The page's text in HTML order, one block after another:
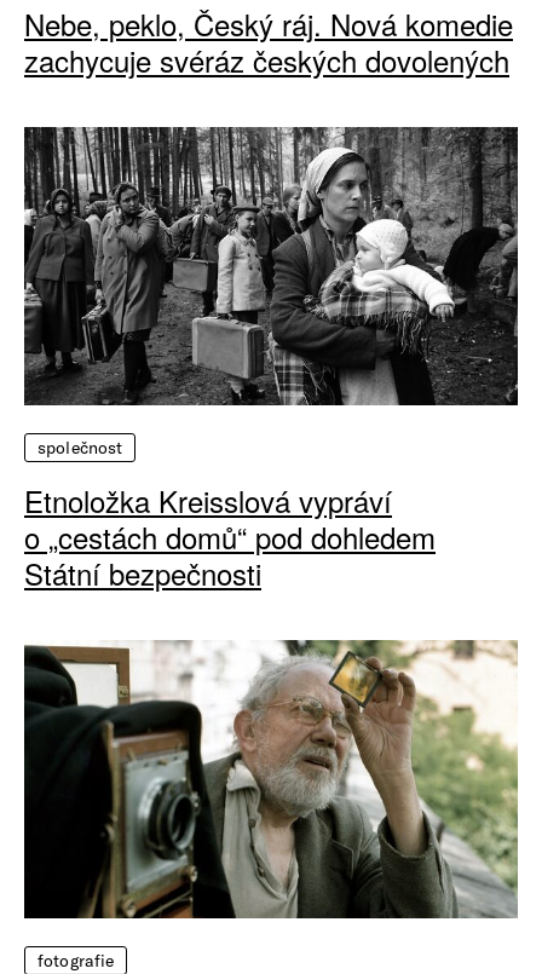
Nebe, peklo, Český ráj. Nová komedie
zachycuje svéráz českých dovolených
společnost
Etnoložka Kreisslová vypráví
o „cestách domů“ pod dohledem
Státní bezpečnosti
fotografie